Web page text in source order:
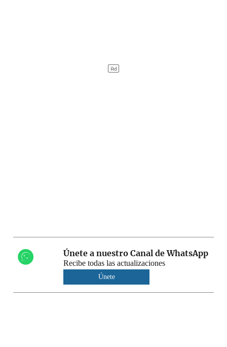
Únete a nuestro Canal de WhatsApp
Recibe todas las actualizaciones
Únete